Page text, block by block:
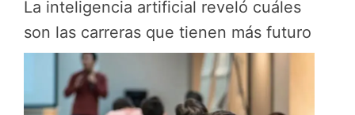
La inteligencia artificial reveló cuáles
son las carreras que tienen más futuro